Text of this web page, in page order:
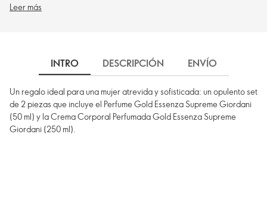
Leer más
INTRO DESCRIPCIÓN ENVÍO
Un regalo ideal para una mujer atrevida y sofisticada: un opulento set
de 2 piezas que incluye el Perfume Gold Essenza Supreme Giordani
(50 ml) y la Crema Corporal Perfumada Gold Essenza Supreme
Giordani (250 ml).